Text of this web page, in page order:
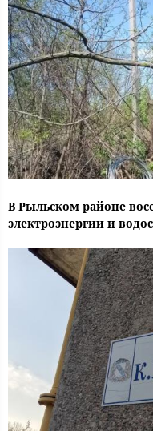
В Рыльском районе
электроэнергии и